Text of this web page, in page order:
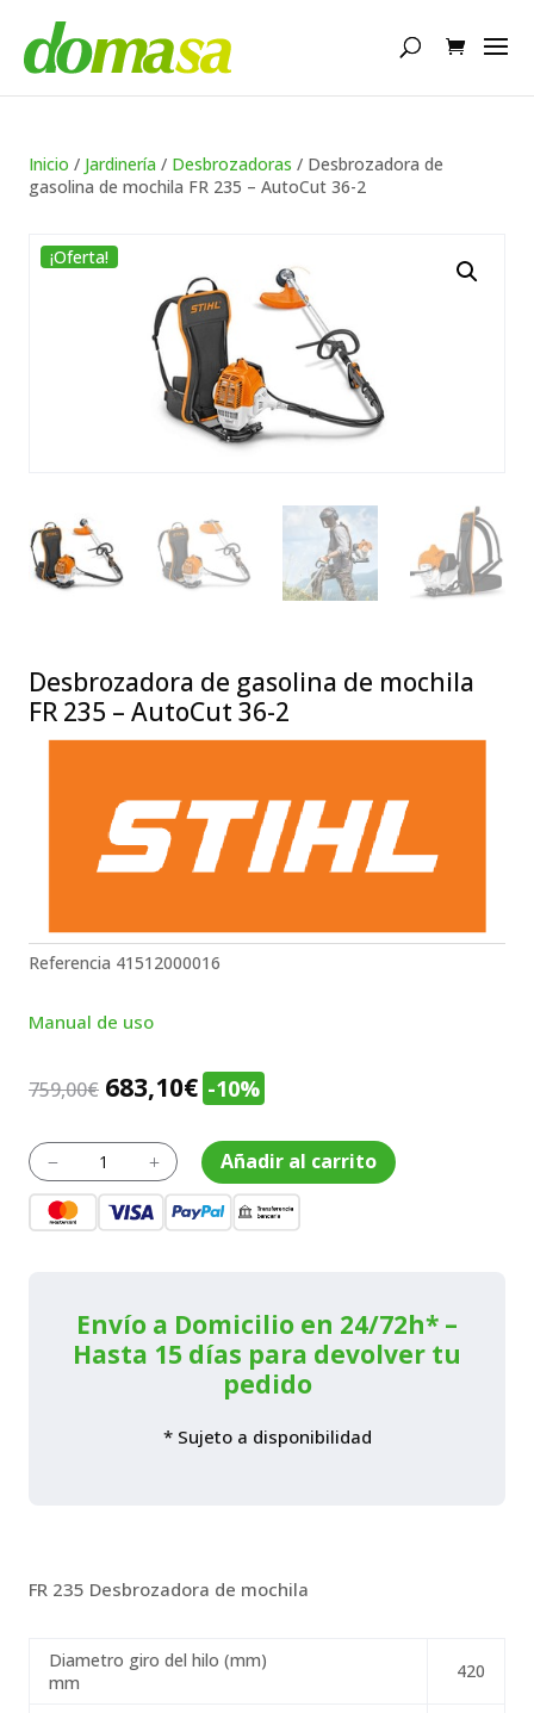
productos
Inicio / Jardinería / Desbrozadoras / Desbrozadora de
gasolina de mochila FR 235 – AutoCut 36-2
¡Oferta!
Desbrozadora de gasolina de mochila
FR 235 – AutoCut 36-2
Referencia 41512000016
Manual de uso
759,00€ El
original
era:
759,00€.
683,10€El
actual
es:
683,10€.
-10%
K
Desbrozadora
de
gasolina
AutoCut
L Añadir al carrito
Envío a Domicilio en 24/72h* –
Hasta 15 días para devolver tu
pedido
* Sujeto a disponibilidad
FR 235 Desbrozadora de mochila
Diametro giro del hilo (mm)
mm
420